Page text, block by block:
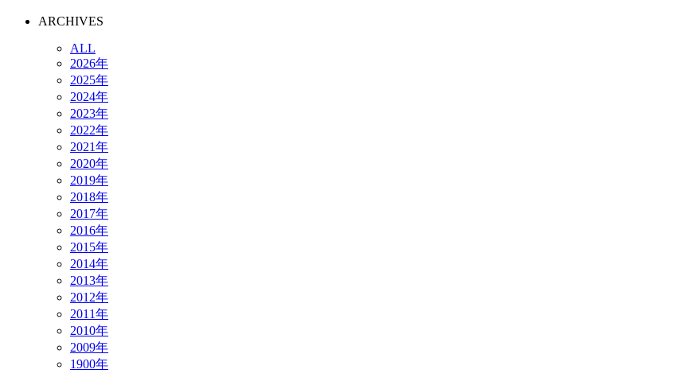
ARCHIVES
ALL
2026年
2025年
2024年
2023年
2022年
2021年
2020年
2019年
2018年
2017年
2016年
2015年
2014年
2013年
2012年
2011年
2010年
2009年
1900年